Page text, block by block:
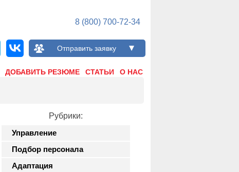
8 (800) 700-72-34
Отправить заявку
ДОБАВИТЬ РЕЗЮМЕ СТАТЬИ О НАС
Рубрики:
Управление
Подбор персонала
Адаптация